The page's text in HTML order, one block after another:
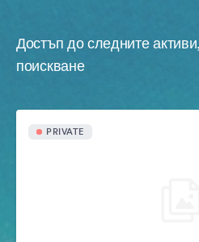
Достъп до следните
поискване
PRIVATE